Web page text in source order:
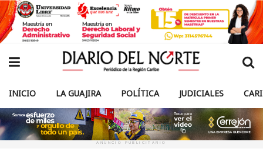
INICIO LA GUAJIRA POLÍTICA JUDICIALES
ANUNCIO PUBLICITARIO